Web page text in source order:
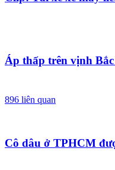
Áp thấp trên vịnh
896 liên quan
Cô dâu ở TPHCM